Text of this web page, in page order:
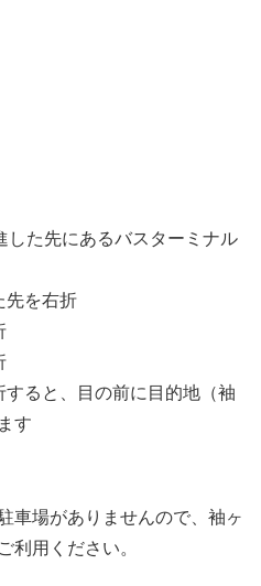
した先にあるバスターミナル
先を右折
ると、目の前に目的地（袖
す
車場がありませんので、袖ヶ
利用ください。